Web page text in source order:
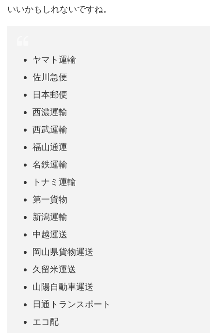
いいかもしれないですね。
ヤマト運輸
佐川急便
日本郵便
西濃運輸
西武運輸
福山通運
名鉄運輸
トナミ運輸
第一貨物
新潟運輸
中越運送
岡山県貨物運送
久留米運送
山陽自動車運送
日通トランスポート
エコ配